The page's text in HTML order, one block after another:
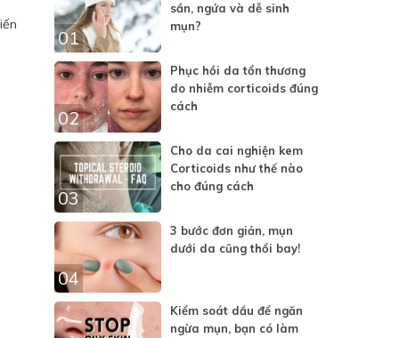
01
sần, ngứa và dễ sinh
mụn?
02
Phục hồi da tổn thương
do nhiễm corticoids đúng
cách
03
Cho da cai nghiện kem
Corticoids như thế nào
cho đúng cách
04
3 bước đơn giản, mụn
dưới da cũng thổi bay!
Kiểm soát dầu để ngăn
ngừa mụn, bạn có làm